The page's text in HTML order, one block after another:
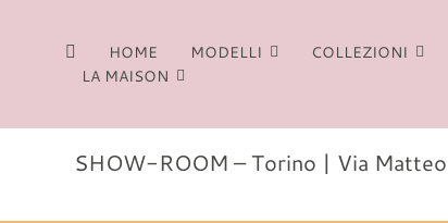
contenuto
HOME MODELLI
COLLEZIONI
LA MAISON
SHOW-ROOM – Torino | Via